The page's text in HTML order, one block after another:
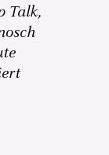
Talk,